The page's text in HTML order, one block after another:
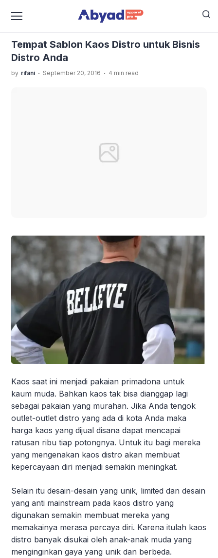
›Tempat Sablon Kaos Distro
Tempat Sablon Kaos Distro untuk Bisnis
Distro Anda
by rifani . September 20, 2016 . 4 min read
Kaos saat ini menjadi pakaian primadona untuk
kaum muda. Bahkan kaos tak bisa dianggap lagi
sebagai pakaian yang murahan. Jika Anda tengok
outlet-outlet distro yang ada di kota Anda maka
harga kaos yang dijual disana dapat mencapai
ratusan ribu tiap potongnya. Untuk itu bagi mereka
yang mengenakan kaos distro akan membuat
kepercayaan diri menjadi semakin meningkat.
Selain itu desain-desain yang unik, limited dan desain
yang anti mainstream pada kaos distro yang
digunakan semakin membuat mereka yang
memakainya merasa percaya diri. Karena itulah kaos
distro banyak disukai oleh anak-anak muda yang
menginginkan gaya yang unik dan berbeda.